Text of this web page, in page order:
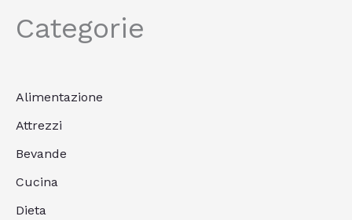
Categorie
Alimentazione
Attrezzi
Bevande
Cucina
Dieta